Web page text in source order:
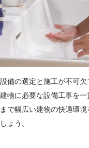
備の選定と施工が不可
物に必要な設備工事を
で幅広い建物の快適環
ょう。